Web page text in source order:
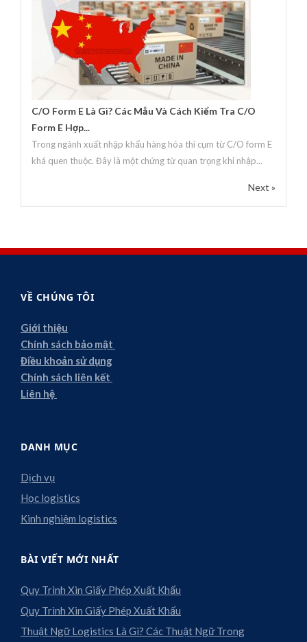
C/O Form E Là Gì? Các Mẫu Và Cách Kiểm Tra C/O
Form E Hợp...
Trong ngành xuất nhập khẩu hàng hóa thì cụm từ C/O form E
khá quen thuộc. Đây là một chứng từ quan trọng khi nhập...
Next »
VỀ CHÚNG TÔI
Giới thiệu
Chính sách bảo mật
Điều khoản sử dụng
Chính sách liên kết
Liên hệ
DANH MỤC
Dịch vụ
Học logistics
Kinh nghiệm logistics
BÀI VIẾT MỚI NHẤT
Quy Trình Xin Giấy Phép Xuất Khẩu
Quy Trình Xin Giấy Phép Xuất Khẩu
Thuật Ngữ Logistics Là Gì? Các Thuật Ngữ Trong